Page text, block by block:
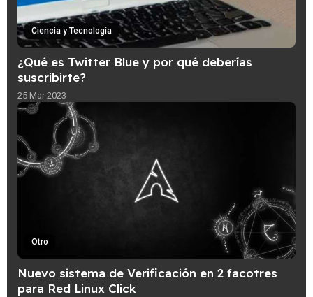
Ciencia y Tecnología
¿Qué es Twitter Blue y por qué deberías
suscribirte?
25 Mar 2023
Otro
Nuevo sistema de Verificación en 2 facotres
para Red Linux Click